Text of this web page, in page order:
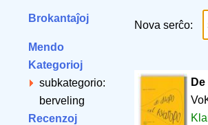
Brokantaĵoj
Mendo
Kategorioj
subkategorio:
berveling
Recenzoj
Nova serĉo: